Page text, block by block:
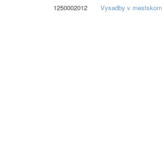
1250002012
Vysadby v mestskom